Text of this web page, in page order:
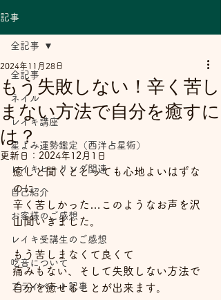
記事
全記事
ネイル
レイキ講座
星よみ運勢鑑定（西洋占星術）
レイキヒーリング関連
自己紹介
お客様のご感想
レイキ受講生のご感想
吃音について
プライベート記事
全記事
もう失敗しない！辛く苦し
まない方法で自分を癒すに
は？
2024年11月28日
更新日： 2024年12月1日
癒しと聞くととっても心地よいはずな
のに
辛く苦しかった…このようなお声を沢
山聞いきました。
もう苦しまなくて良くて
痛みもない、そして失敗しない方法で
自分を癒せることが出来ます。